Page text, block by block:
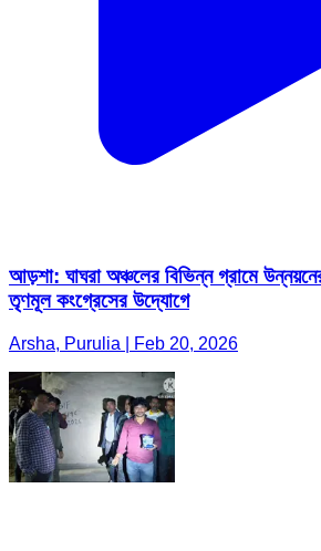
আড়শা: ঘাঘরা অঞ্চলের বিভিন্ন গ্রামে
তৃণমূল কংগ্রেসের উদ্যোগে
Arsha, Purulia | Feb 20, 2026